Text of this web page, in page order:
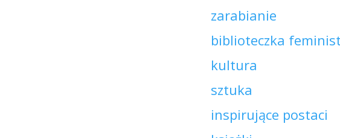
zarabianie
biblioteczka
kultura
sztuka
inspirujące postaci